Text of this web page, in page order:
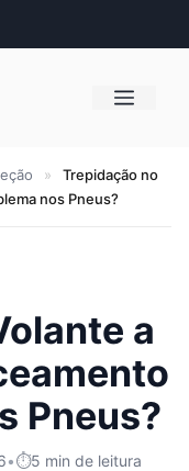
Menu
»
Trepidação no
nos Pneus?
a
Pneus?
• 5 min de leitura